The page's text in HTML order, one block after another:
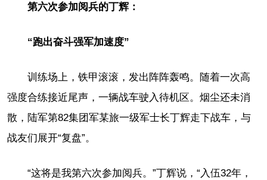
第六次参加阅兵的丁辉：
“跑出奋斗强军加速度”
训练场上，铁甲滚滚，发出阵阵轰鸣。随着一次高
强度合练接近尾声，一辆战车驶入待机区。烟尘还未消
散，陆军第82集团军某旅一级军士长丁辉走下战车，与
战友们展开“复盘”。
“这将是我第六次参加阅兵。”丁辉说，“入伍32年，